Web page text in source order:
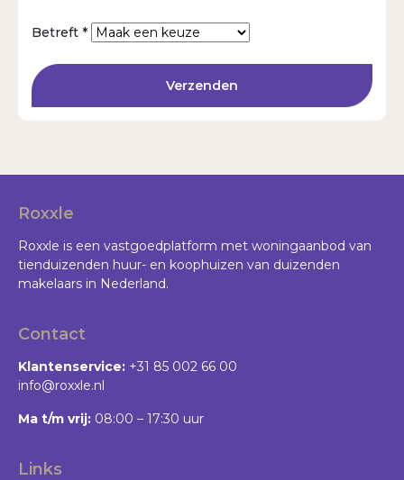
Betreft *
Verzenden
Roxxle
Roxxle is een vastgoedplatform met woningaanbod van
tienduizenden huur- en koophuizen van duizenden
makelaars in Nederland.
Contact
Klantenservice: +31 85 002 66 00
info@roxxle.nl
Ma t/m vrij: 08:00 – 17:30 uur
Links